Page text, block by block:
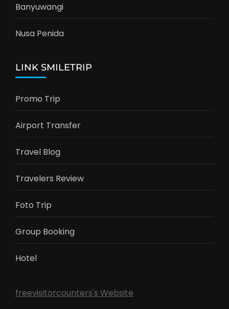
Banyuwangi
Nusa Penida
LINK SMILETRIP
Promo Trip
Airport Transfer
Travel Blog
Travelers Review
Foto Trip
Group Booking
Hotel
freevisitorcounters's Website